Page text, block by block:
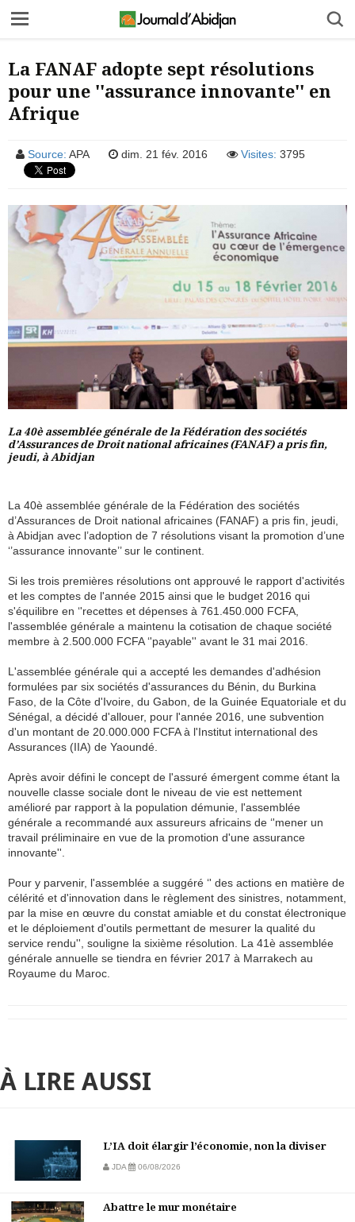
La FANAF adopte sept résolutions
pour une ''assurance innovante'' en
Afrique
Source: APA dim. 21 fév. 2016 Visites: 3795
La 40è assemblée générale de la Fédération des sociétés
d’Assurances de Droit national africaines (FANAF) a pris fin,
jeudi, à Abidjan
La 40è assemblée générale de la Fédération des sociétés
d’Assurances de Droit national africaines (FANAF) a pris fin, jeudi,
à Abidjan avec l’adoption de 7 résolutions visant la promotion d’une
‘’assurance innovante’’ sur le continent.
Si les trois premières résolutions ont approuvé le rapport d'activités
et les comptes de l'année 2015 ainsi que le budget 2016 qui
s'équilibre en ‘'recettes et dépenses à 761.450.000 FCFA,
l'assemblée générale a maintenu la cotisation de chaque société
membre à 2.500.000 FCFA ‘'payable'' avant le 31 mai 2016.
L'assemblée générale qui a accepté les demandes d'adhésion
formulées par six sociétés d'assurances du Bénin, du Burkina
Faso, de la Côte d'Ivoire, du Gabon, de la Guinée Equatoriale et du
Sénégal, a décidé d'allouer, pour l'année 2016, une subvention
d'un montant de 20.000.000 FCFA à l'Institut international des
Assurances (IIA) de Yaoundé.
Après avoir défini le concept de l'assuré émergent comme étant la
nouvelle classe sociale dont le niveau de vie est nettement
amélioré par rapport à la population démunie, l'assemblée
générale a recommandé aux assureurs africains de ‘'mener un
travail préliminaire en vue de la promotion d'une assurance
innovante''.
Pour y parvenir, l'assemblée a suggéré ‘' des actions en matière de
célérité et d'innovation dans le règlement des sinistres, notamment,
par la mise en œuvre du constat amiable et du constat électronique
et le déploiement d'outils permettant de mesurer la qualité du
service rendu'', souligne la sixième résolution. La 41è assemblée
générale annuelle se tiendra en février 2017 à Marrakech au
Royaume du Maroc.
À LIRE AUSSI
L’IA doit élargir l’économie, non la diviser
JDA 06/08/2026
Abattre le mur monétaire